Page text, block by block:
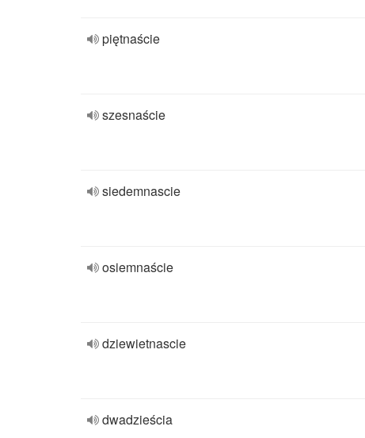
piętnaście
szesnaście
siedemnascie
osiemnaście
dziewietnascie
dwadzieścia